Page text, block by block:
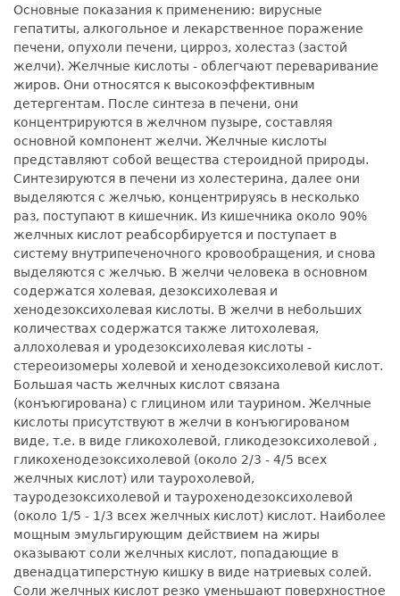
Основные показания к применению: вирусные
гепатиты, алкогольное и лекарственное поражение
печени, опухоли печени, цирроз, холестаз (застой
желчи). Желчные кислоты - облегчают переваривание
жиров. Они относятся к высокоэффективным
детергентам. После синтеза в печени, они
концентрируются в желчном пузыре, составляя
основной компонент желчи. Желчные кислоты
представляют собой вещества стероидной природы.
Синтезируются в печени из холестерина, далее они
выделяются с желчью, концентрируясь в несколько
раз, поступают в кишечник. Из кишечника около 90%
желчных кислот реабсорбируется и поступает в
систему внутрипеченочного кровообращения, и снова
выделяются с желчью. В желчи человека в основном
содержатся холевая, дезоксихолевая и
хенодезоксихолевая кислоты. В желчи в небольших
количествах содержатся также литохолевая,
аллохолевая и уродезоксихолевая кислоты -
стереоизомеры холевой и хенодезоксихолевой кислот.
Большая часть желчных кислот связана
(конъюгирована) с глицином или таурином. Желчные
кислоты присутствуют в желчи в конъюгированом
виде, т.е. в виде гликохолевой, гликодезоксихолевой ,
гликохенодезоксихолевой (около 2/3 - 4/5 всех
желчных кислот) или таурохолевой,
тауродезоксихолевой и таурохенодезоксихолевой
(около 1/5 - 1/3 всех желчных кислот) кислот. Наиболее
мощным эмульгирующим действием на жиры
оказывают соли желчных кислот, попадающие в
двенадцатиперстную кишку в виде натриевых солей.
Соли желчных кислот резко уменьшают поверхностное